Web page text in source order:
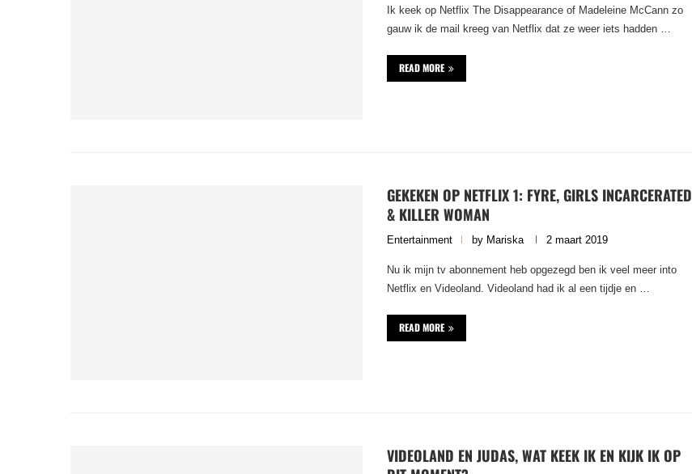
Ik keek op Netflix The Disappearance of Madeleine McCann zo
gauw ik de mail kreeg van Netflix dat ze weer iets hadden …
READ MORE
GEKEKEN OP NETFLIX 1: FYRE, GIRLS INCARCERATED
& KILLER WOMAN
Entertainment by Mariska 2 maart 2019
Nu ik mijn tv abonnement heb opgezegd ben ik veel meer into
Netflix en Videoland. Videoland had ik al een tijdje en …
READ MORE
VIDEOLAND EN JUDAS, WAT KEEK IK EN KIJK IK OP